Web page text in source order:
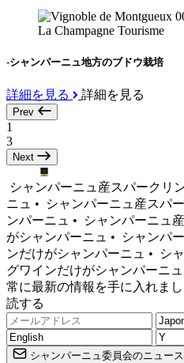
-シャンパーニュ地方のブドウ栽培
詳細を見る 詳細を見る
Prev
1
3
Next
シャンパーニュ産スパークリ
ニュ •
シャンパーニュ産スパ
ンパーニュ •
シャンパーニュ
がシャンパーニュ •
シャンパ
ンだけがシャンパーニュ •
シ
グワインだけがシャンパーニュ
常に最新の情報を手に入れま
読する
シャンパーニュ委員会のニュー